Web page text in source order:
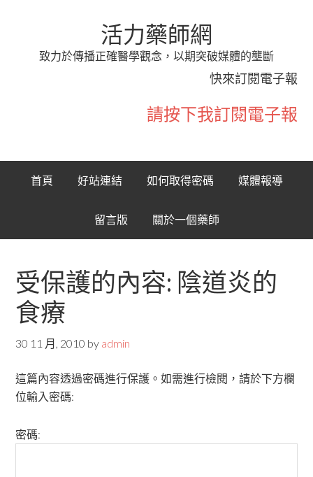
活力藥師網
致力於傳播正確醫學觀念，以期突破媒體的壟斷
快來訂閱電子報
請按下我訂閱電子報
首頁 好站連結 如何取得密碼 媒體報導
留言版 關於一個藥師
受保護的內容: 陰道炎的
食療
30 11 月, 2010 by admin
這篇內容透過密碼進行保護。如需進行檢閱，請於下方欄
位輸入密碼:
密碼: